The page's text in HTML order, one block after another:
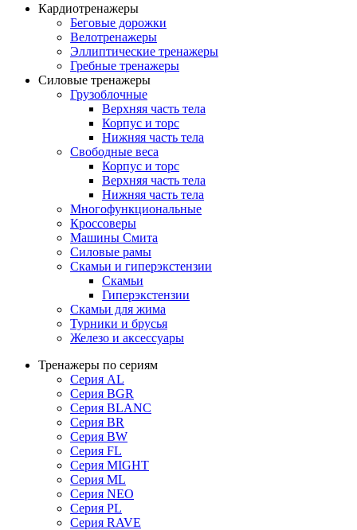
Кардиотренажеры
Беговые дорожки
Велотренажеры
Эллиптические тренажеры
Гребные тренажеры
Силовые тренажеры
Грузоблочные
Верхняя часть тела
Корпус и торс
Нижняя часть тела
Свободные веса
Корпус и торс
Верхняя часть тела
Нижняя часть тела
Многофункциональные
Кроссоверы
Машины Смита
Силовые рамы
Скамьи и гиперэкстензии
Скамьи
Гиперэкстензии
Скамьи для жима
Турники и брусья
Железо и аксессуары
Тренажеры по сериям
Серия AL
Серия BGR
Серия BLANC
Серия BR
Серия BW
Серия FL
Серия MIGHT
Серия ML
Серия NEO
Серия PL
Серия RAVE